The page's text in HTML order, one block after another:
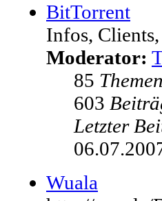
BitTorrent
Infos,
Moderator:
85
603
Letzter
Wuala